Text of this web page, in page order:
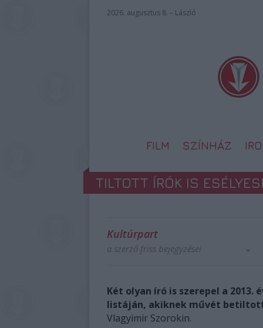
2026. augusztus 8. – László
FILM SZÍNHÁZ
TILTOTT ÍRÓK IS
Kultúrpart
a szerző friss bejegyzései
Két olyan író is szerepel a
listáján, akiknek művét
Vlagyimir Szorokin.